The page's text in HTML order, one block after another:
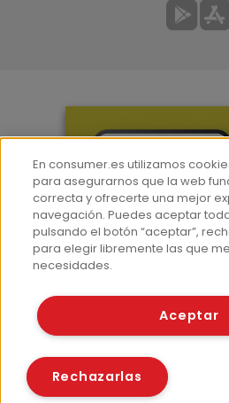
Prensa
Corpus Lingüístico
© Fundación
Políticas de
En consumer.es utilizamos
para asegurarnos que la web
correcta y ofrecerte una mejor
navegación. Puedes aceptar
pulsando el botón “aceptar”,
para elegir libremente las que
necesidades.
Aceptar
Rechazarlas